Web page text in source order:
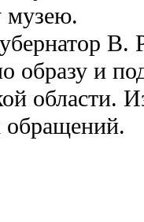
музею.
В.
образу и
области.
обращений.